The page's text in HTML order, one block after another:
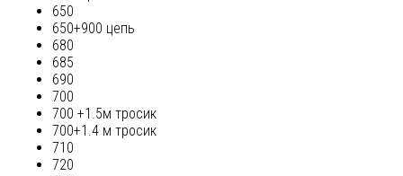
650
650+900 цепь
680
685
690
700
700 +1.5м тросик
700+1.4 м тросик
710
720